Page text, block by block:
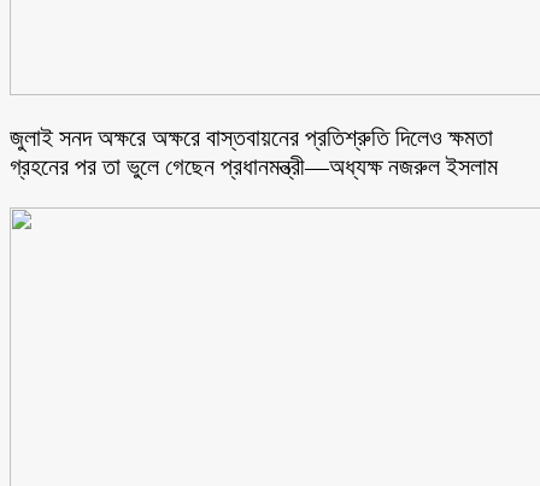
জুলাই সনদ অক্ষরে অক্ষরে বাস্তবায়নের প্রতিশ্রুতি দিলেও ক্ষমতা
গ্রহনের পর তা ভুলে গেছেন প্রধানমন্ত্রী—অধ্যক্ষ নজরুল ইসলাম